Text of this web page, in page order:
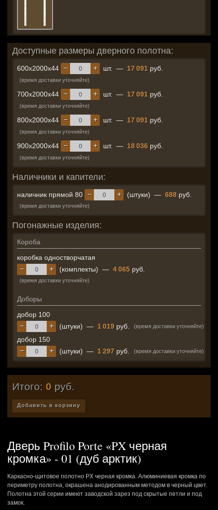
Доступные размеры дверного полотна:
600x2000x44 +
− шт. — 17 091 руб.
(время доставки уточняйте)
700x2000x44 +
− шт. — 17 091 руб.
(время доставки уточняйте)
800x2000x44 +
− шт. — 17 091 руб.
(время доставки уточняйте)
900x2000x44 +
− шт. — 18 036 руб.
(время доставки уточняйте)
Наличники и капители:
наличник прямой 80 +
− (штуки) — 688 руб.
(время доставки уточняйте)
Погонажные изделия:
Короба
коробка одностворчатая
+
− (комплекты) — 4 065 руб.
(время доставки уточняйте)
Доборы
добор 100
+
− (штуки) — 1 019 руб. (время доставки уточняйте)
добор 150
+
− (штуки) — 1 297 руб. (время доставки уточняйте)
Итого: 0 руб.
Добавить в корзину
Дверь Profilo Porte «PX черная
кромка» - 01 (дуб арктик)
Каркасно-щитовое полотно PX черная кромка. Алюминиевая кромка по
периметру полотна, окрашена анодированным методом в черный цвет.
Полотна этой серии имеют заводской зарез под скрытые петли и под
замок.